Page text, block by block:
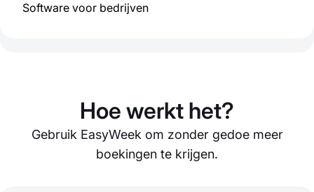
Software voor bedrijven
Hoe werkt het?
Gebruik EasyWeek om zonder gedoe meer
boekingen te krijgen.